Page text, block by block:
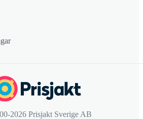
2026 Prisjakt Sverige AB